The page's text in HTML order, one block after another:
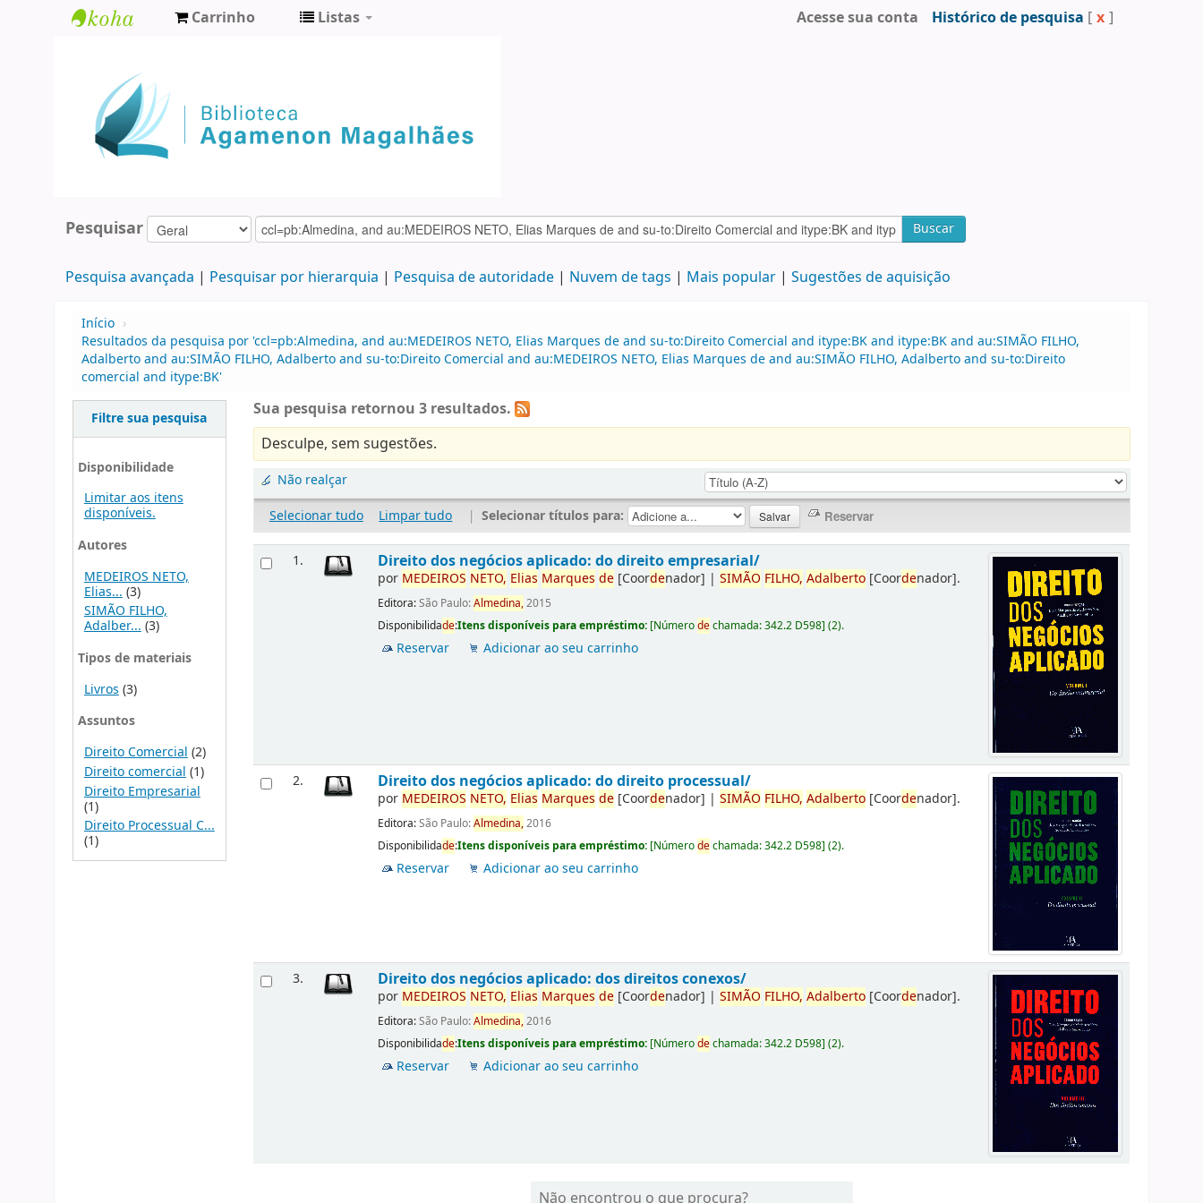
Agamenon
Magalhães
Carrinho Listas Acesse sua conta Histórico de pesquisa [ x ]
Pesquisar Buscar
Pesquisa avançada Pesquisar por hierarquia Pesquisa de autoridade Nuvem de tags Mais popular Sugestões de aquisição
Início ›
Resultados da pesquisa por 'ccl=pb:Almedina, and au:MEDEIROS NETO, Elias Marques de and su-to:Direito Comercial and itype:BK and itype:BK and au:SIMÃO FILHO,
Adalberto and au:SIMÃO FILHO, Adalberto and su-to:Direito Comercial and au:MEDEIROS NETO, Elias Marques de and au:SIMÃO FILHO, Adalberto and su-to:Direito
comercial and itype:BK'
Filtre sua pesquisa
Disponibilidade
Limitar aos itens
disponíveis.
Autores
MEDEIROS NETO,
Elias... (3)
SIMÃO FILHO,
Adalber...(3)
Tipos de materiais
Livros (3)
Assuntos
Direito Comercial (2)
Direito comercial (1)
Direito Empresarial
(1)
Direito Processual C...
(1)
Sua pesquisa retornou 3 resultados.
Desculpe, sem sugestões.
Não realçar
Selecionar tudo
Limpar tudo | Selecionar títulos para:
1. Direito dos negócios aplicado: do direito empresarial/
por MEDEIROS NETO, Elias Marques de [Coordenador] |SIMÃO FILHO, Adalberto [Coordenador].
Editora:São Paulo:Almedina,2015
Disponibilidade:Itens disponíveis para empréstimo: [Númerodechamada:342.2 D598](2).
Reservar Adicionar ao seu carrinho
2. Direito dos negócios aplicado: do direito processual/
por MEDEIROS NETO, Elias Marques de [Coordenador] |SIMÃO FILHO, Adalberto [Coordenador].
Editora:São Paulo:Almedina,2016
Disponibilidade:Itens disponíveis para empréstimo: [Númerodechamada:342.2 D598](2).
Reservar Adicionar ao seu carrinho
3. Direito dos negócios aplicado: dos direitos conexos/
por MEDEIROS NETO, Elias Marques de [Coordenador] |SIMÃO FILHO, Adalberto [Coordenador].
Editora:São Paulo:Almedina,2016
Disponibilidade:Itens disponíveis para empréstimo: [Númerodechamada:342.2 D598](2).
Reservar Adicionar ao seu carrinho